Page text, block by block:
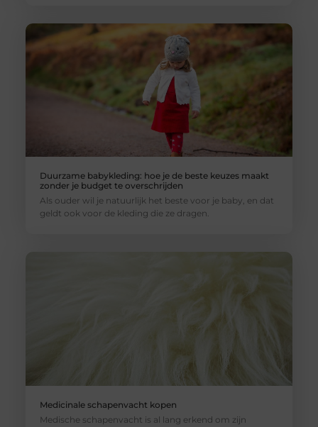
Duurzame babykleding: hoe je de beste keuzes maakt
zonder je budget te overschrijden
Als ouder wil je natuurlijk het beste voor je baby, en dat
geldt ook voor de kleding die ze dragen.
Medicinale schapenvacht kopen
Medische schapenvacht is al lang erkend om zijn